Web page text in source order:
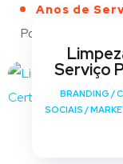
Anos de
Portfólio
Serviço
BRANDING /
SOCIAIS /